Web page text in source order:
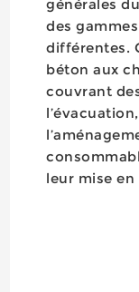
générales
des
différentes.
béton aux
couvrant
leur mise en